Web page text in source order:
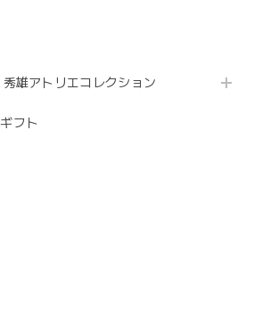
雄アトリエコレクション
フト